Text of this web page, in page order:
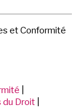
et Conformité
du Droit